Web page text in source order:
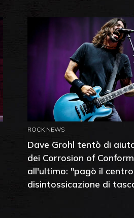
ROCK NEWS
Dave Grohl tentò di
dei Corrosion of
all'ultimo: "pagò il
disintossicazione di